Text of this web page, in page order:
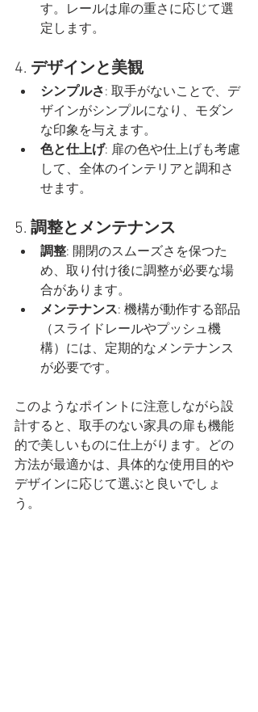
す。レールは扉の重さに応じて選
定します。
4. デザインと美観
シンプルさ: 取手がないことで、デ
ザインがシンプルになり、モダン
な印象を与えます。
色と仕上げ: 扉の色や仕上げも考慮
して、全体のインテリアと調和さ
せます。
5. 調整とメンテナンス
調整: 開閉のスムーズさを保つた
め、取り付け後に調整が必要な場
合があります。
メンテナンス: 機構が動作する部品
（スライドレールやプッシュ機
構）には、定期的なメンテナンス
が必要です。
このようなポイントに注意しながら設
計すると、取手のない家具の扉も機能
的で美しいものに仕上がります。どの
方法が最適かは、具体的な使用目的や
デザインに応じて選ぶと良いでしょ
う。